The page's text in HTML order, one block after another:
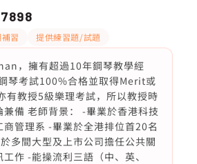
習 提供練習題/試題
，擁有超過10年鋼琴教學經
琴考試100%合格並取得Merit或
有教授5級樂理考試，所以教授時
兼備 老師背景： -畢業於香港科技
商管理系 -畢業於全港排位首20名
多間大型及上市公司擔任公共關
作 -能操流利三語（中、英、